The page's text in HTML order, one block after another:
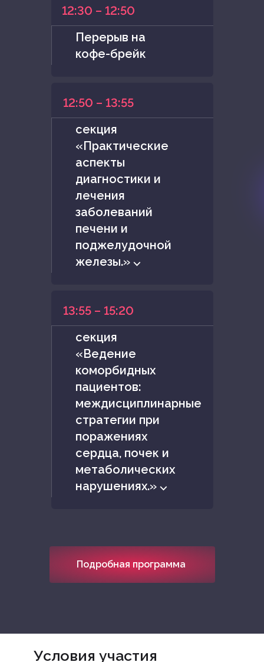
12:30 – 12:50
Перерыв на
кофе-брейк
12:50 – 13:55
секция
«Практические
аспекты
диагностики и
лечения
заболеваний
печени и
поджелудочной
железы.» ⌵
13:55 – 15:20
секция
«Ведение
коморбидных
пациентов:
междисциплинарные
стратегии при
поражениях
сердца, почек и
метаболических
нарушениях.» ⌵
Подробная программа
Условия участия